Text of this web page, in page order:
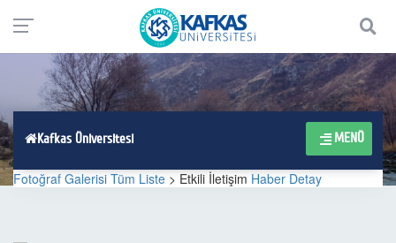
Kafkas Üniversitesi MENÜ
Fotoğraf Galerisi Tüm Liste > Etkili İletişim Haber Detay